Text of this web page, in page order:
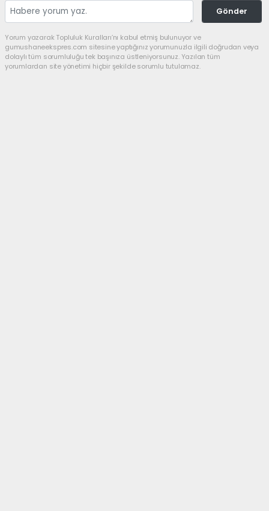
Gönder
Yorum yazarak Topluluk Kuralları’nı kabul etmiş bulunuyor ve
gumushaneekspres.com sitesine yaptığınız yorumunuzla ilgili doğrudan veya
dolaylı tüm sorumluluğu tek başınıza üstleniyorsunuz. Yazılan tüm
yorumlardan site yönetimi hiçbir şekilde sorumlu tutulamaz.